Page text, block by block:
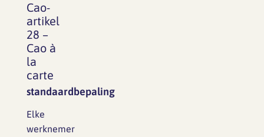
Cao-
artikel
28 –
Cao à
la
carte
standaardbepaling
Elke
werknemer